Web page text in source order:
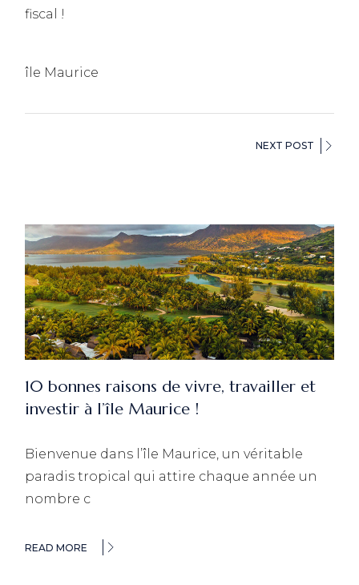
fiscal !
île Maurice
NEXT POST
10 bonnes raisons de vivre, travailler et
investir à l’île Maurice !
Bienvenue dans l’île Maurice, un véritable
paradis tropical qui attire chaque année un
nombre c
READ MORE